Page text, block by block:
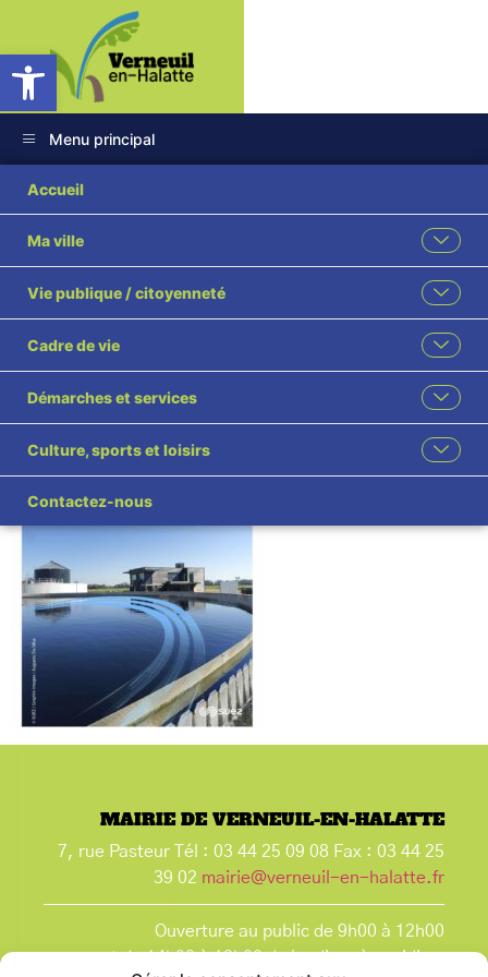
Ouvrir la barre d’outils
Menu principal
Accueil
Ma ville
Vie publique / citoyenneté
Cadre de vie
Démarches et services
Culture, sports et loisirs
Contactez-nous
Rapport Verneuil-en-
Halatte
Assainissement
2022
MAIRIE DE VERNEUIL-EN-HALATTE
7, rue Pasteur Tél : 03 44 25 09 08 Fax : 03 44 25
39 02 mairie@verneuil-en-halatte.fr
Ouverture au public de 9h00 à 12h00
et de 14h00 à 18h00 du lundi après-midi au